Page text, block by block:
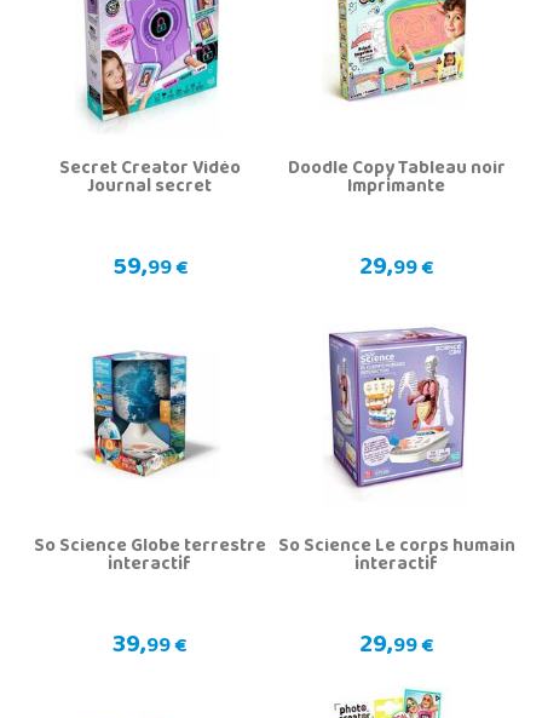
Secret Creator Vidéo
Journal secret
59,99 €
Doodle Copy Tableau noir
Imprimante
29,99 €
So Science Globe terrestre
interactif
39,99 €
So Science Le corps humain
interactif
29,99 €